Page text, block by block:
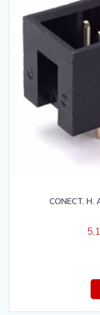
CONECT. H.